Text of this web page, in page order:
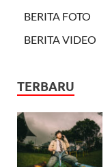
BERITA FOTO
BERITA VIDEO
TERBARU